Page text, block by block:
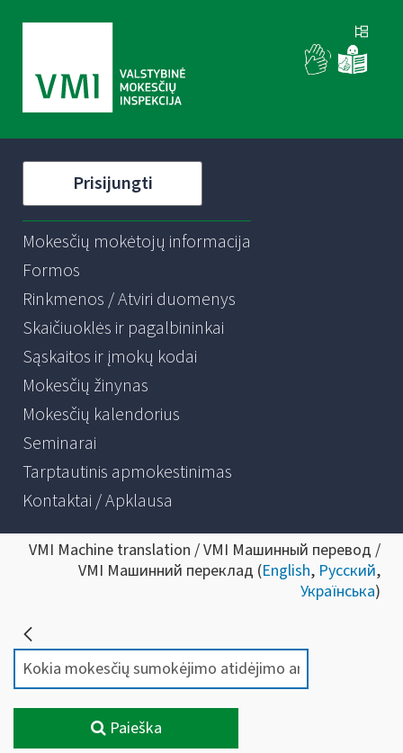
Prisijungti
Mokesčių mokėtojų informacija
Formos
Rinkmenos / Atviri duomenys
Skaičiuoklės ir pagalbininkai
Sąskaitos ir įmokų kodai
Mokesčių žinynas
Mokesčių kalendorius
Seminarai
Tarptautinis apmokestinimas
Kontaktai / Apklausa
VMI Machine translation / VMI Машинный перевод /
VMI Машинний переклад (English, Русский,
Українська)
Paieška